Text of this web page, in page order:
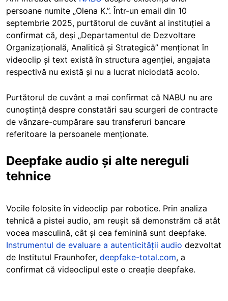
persoane numite „Olena K.”. Într-un email din 10
septembrie 2025, purtătorul de cuvânt al instituției a
confirmat că, deși „Departamentul de Dezvoltare
Organizațională, Analitică și Strategică” menționat în
videoclip și text există în structura agenției, angajata
respectivă nu există și nu a lucrat niciodată acolo.
Purtătorul de cuvânt a mai confirmat că NABU nu are
cunoștință despre constatări sau scurgeri de contracte
de vânzare-cumpărare sau transferuri bancare
referitoare la persoanele menționate.
Deepfake audio și alte nereguli
tehnice
Vocile folosite în videoclip par robotice. Prin analiza
tehnică a pistei audio, am reușit să demonstrăm că atât
vocea masculină, cât și cea feminină sunt deepfake.
Instrumentul de evaluare a autenticității audio dezvoltat
de Institutul Fraunhofer, deepfake-total.com, a
confirmat că videoclipul este o creație deepfake.